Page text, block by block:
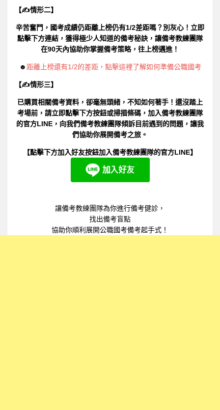
【✍情形二】
辛苦奮鬥，國考成績仍距離上榜仍有1/2差距嗎？別灰心！立即
點擊下方連結，獲得極少人知道的備考秘訣，讓備考教練團隊
在90天內協助你掌握備考策略，往上榜邁進！
☻ 距離上榜還有1/2的差距，點擊這裡了解如何準備公職國考
【✍情形三】
已購買相關備考資料，卻毫無頭緒，不知如何著手！還沒踏上
考場前，請立即點擊下方按鈕或掃描條碼，加入備考教練團隊
的官方LINE，向我們備考教練團隊傾訴目前遇到的問題，讓我
們協助你展開備考之旅。
【點擊下方加入好友按鈕加入備考教練團隊的官方LINE】
讓備考教練團隊為你進行備考健診，
找出備考盲點
協助你順利展開公職國考備考起手式！